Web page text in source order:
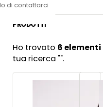
di contattarci
PRODOTTI
Ho trovato 6 elementi
tua ricerca "".